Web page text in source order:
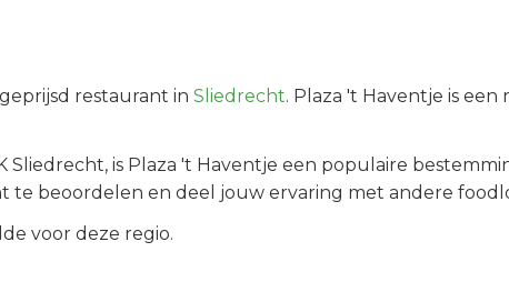
restaurant in Sliedrecht. Plaza 't Haventje is
Sliedrecht, is Plaza 't Haventje een populaire
te beoordelen en deel jouw ervaring met andere
voor deze regio.